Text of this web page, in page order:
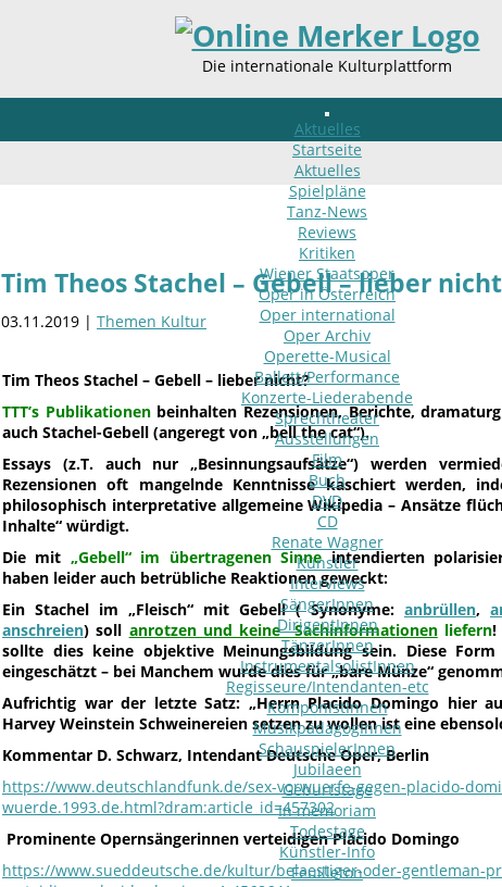
Die internationale Kulturplattform
Aktuelles
Startseite
Aktuelles
Spielpläne
Tanz-News
Reviews
Kritiken
Wiener Staatsoper
Oper in Österreich
Oper international
Oper Archiv
Operette-Musical
Ballett/Performance
Konzerte-Liederabende
Sprechtheater
Ausstellungen
Film
Buch
DVD
CD
Renate Wagner
Künstler
Interviews
SängerInnen
DirigentInnen
TänzerInnen
InstrumentalsolistInnen
Regisseure/Intendanten-etc
KomponistInnen
MusikpädagogInnen
SchauspielerInnen
Jubilaeen
Geburtstage
In memoriam
Todestage
Künstler-Info
Feuilleton
Tim Theos Stachel – Gebell – lieber
03.11.2019 | Themen Kultur
Tim Theos Stachel – Gebell – lieber nicht?
TTT’s Publikationenbeinhalten Rezensionen, Berichte,
auch Stachel-Gebell (angeregt von „bell the cat“).
Essays (z.T. auch nur „Besinnungsaufsätze“) werden
Rezensionen oft mangelnde Kenntnisse kaschiert werden,
philosophisch interpretative allgemeine Wikipedia – Ansätze
Inhalte“ würdigt.
Die mit „Gebell“ im übertragenen Sinneintendierten
haben leider auch betrübliche Reaktionen geweckt:
Ein Stachel im „Fleisch“ mit Gebell ( Synonyme: anbrüllen,
anschreien) soll anrotzen und keine Sachinformationen liefern!
sollte dies keine objektive Meinungsbildung sein. Diese
eingeschätzt – bei Manchem wurde dies für „bare Münze“
Aufrichtig war der letzte Satz: „Herrn Placido Domingo hier
Harvey Weinstein Schweinereien setzen zu wollen ist eine
Kommentar D. Schwarz, Intendant Deutsche Oper, Berlin
https://www.deutschlandfunk.de/sex-vorwuerfe-gegen-placido-
wuerde.1993.de.html?dram:article_id=457302
Prominente Opernsängerinnen verteidigen Plácido Domingo
https://www.sueddeutsche.de/kultur/belaestiger-oder-gentleman-